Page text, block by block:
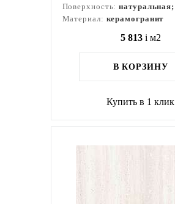
Поверхность:натуральная;
Материал: керамогранит
5 813 i м2
В КОРЗИНУ
Купить в 1 клик